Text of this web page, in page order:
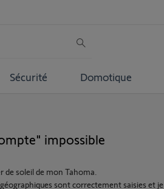
Sécurité Domotique
impossible
de soleil de mon Tahoma.
sont correctement saisies et je